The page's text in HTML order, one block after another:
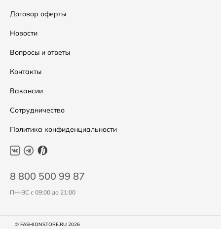
Аксессуары
Распродажа
Подарочные сертификаты
Условия возвратов
Таблица размеров
Уход за одеждой
Договор оферты
Новости
Вопросы и ответы
Контакты
Вакансии
Сотрудничество
Политика конфиденциальности
8 800 500 99 87
ПН-ВС с 09:00 до 21:00
© FASHIONSTORE.RU 2026